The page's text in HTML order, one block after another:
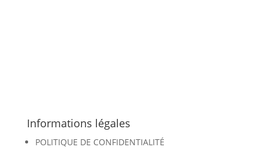
Informations légales
POLITIQUE DE CONFIDENTIALITÉ